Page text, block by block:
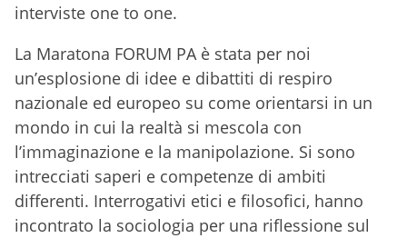
interviste one to one.
La Maratona FORUM PA è stata per noi
un’esplosione di idee e dibattiti di respiro
nazionale ed europeo su come orientarsi in un
mondo in cui la realtà si mescola con
l’immaginazione e la manipolazione. Si sono
intrecciati saperi e competenze di ambiti
differenti. Interrogativi etici e filosofici, hanno
incontrato la sociologia per una riflessione sul